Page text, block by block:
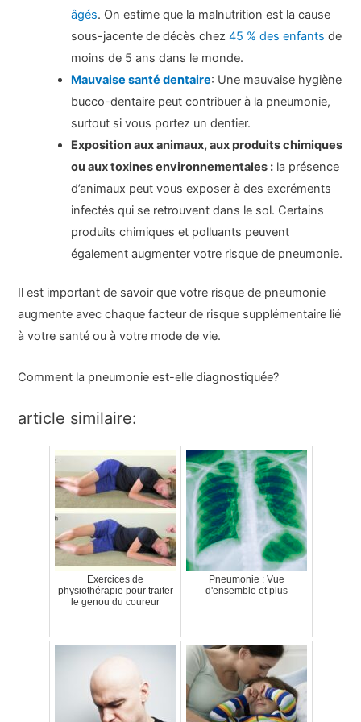
âgés. On estime que la malnutrition est la cause
sous-jacente de décès chez45 % des enfants de
moins de 5 ans dans le monde.
Mauvaise santé dentaire: Une mauvaise hygiène
bucco-dentaire peut contribuer à la pneumonie,
surtout si vous portez un dentier.
Exposition aux animaux, aux produits chimiques
ou aux toxines environnementales : la présence
d’animaux peut vous exposer à des excréments
infectés qui se retrouvent dans le sol. Certains
produits chimiques et polluants peuvent
également augmenter votre risque de pneumonie.
Il est important de savoir que votre risque de pneumonie
augmente avec chaque facteur de risque supplémentaire lié
à votre santé ou à votre mode de vie.
Comment la pneumonie est-elle diagnostiquée?
article similaire:
Exercices de
physiothérapie pour traiter
le genou du coureur
Pneumonie : Vue
d'ensemble et plus